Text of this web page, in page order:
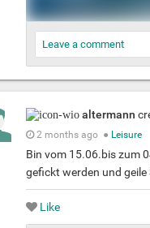
Leave a comment
altermann
2 months ago ● Leisure
Bin vom 15.06.bis zum
gefickt werden und
Like